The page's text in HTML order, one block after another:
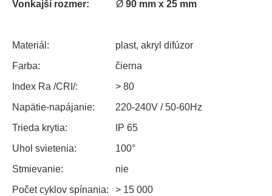
Vonkajší rozmer: Ø 90 mm x 25 mm
Materiál:
plast, akryl difúzor
Farba:
čierna
Index Ra /CRI/:
> 80
Napätie-napájanie:
220-240V / 50-60Hz
Trieda krytia:
IP 65
Uhol svietenia:
100°
Stmievanie:
nie
Počet cyklov spínania:
> 15 000